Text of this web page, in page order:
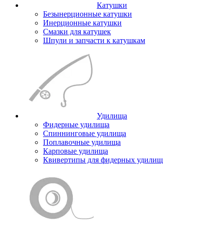
Катушки
Безынерционные катушки
Инерционные катушки
Смазки для катушек
Шпули и запчасти к катушкам
Удилища
Фидерные удилища
Спиннинговые удилища
Поплавочные удилища
Карповые удилища
Квивертипы для фидерных удилищ